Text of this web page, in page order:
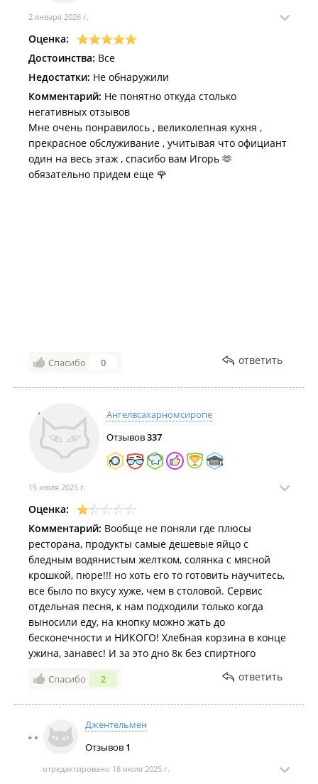
2 января 2026 г.
Оценка:
Достоинства: Все
Недостатки: Не обнаружили
Комментарий: Не понятно откуда столько
негативных отзывов
Мне очень понравилось , великолепная кухня ,
прекрасное обслуживание , учитывая что официант
один на весь этаж , спасибо вам Игорь 🫶
обязательно придем еще 🌹
Спасибо 0 ответить
Ангелвсахарномсиропе
Отзывов337
15 июля 2025 г.
Оценка:
Комментарий: Вообще не поняли где плюсы
ресторана, продукты самые дешевые яйцо с
бледным водянистым желтком, солянка с мясной
крошкой, пюре!!! но хоть его то готовить научитесь,
все было по вкусу хуже, чем в столовой. Сервис
отдельная песня, к нам подходили только когда
выносили еду, на кнопку можно жать до
бесконечности и НИКОГО! Хлебная корзина в конце
ужина, занавес! И за это дно 8к без спиртного
Спасибо 2 ответить
Джентельмен
Отзывов 1
отредактировано 18 июля 2025 г.